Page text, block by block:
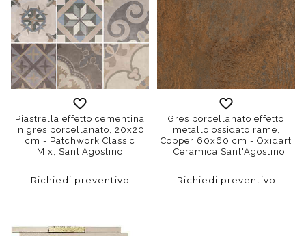
Piastrella effetto cementina
in gres porcellanato, 20x20
cm - Patchwork Classic
Mix, Sant'Agostino
Richiedi preventivo
Gres porcellanato effetto
metallo ossidato rame,
Copper 60x60 cm - Oxidart
, Ceramica Sant'Agostino
Richiedi preventivo